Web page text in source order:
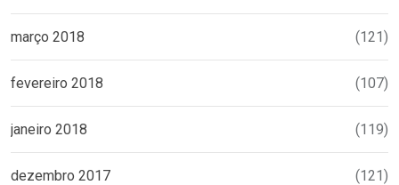
março 2018 (121)
fevereiro 2018 (107)
janeiro 2018 (119)
dezembro 2017 (121)